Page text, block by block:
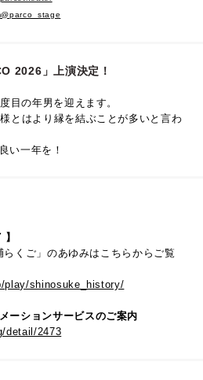
2026」上演決定！
目の年男を迎えます。
とはより縁を結ぶことが多いと言わ
い一年を！
くご」のあゆみはこちらからご覧
play/shinosuke_history/
ーションサービスのご案内
detail/2473